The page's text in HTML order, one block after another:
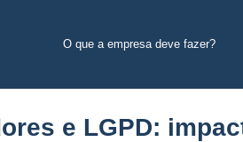
O que a empresa deve fazer?
e LGPD: